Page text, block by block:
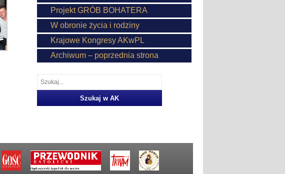
Projekt GRÓB BOHATERA
W obronie życia i rodziny
Krajowe Kongresy AKwPL
Archiwum – poprzednia strona